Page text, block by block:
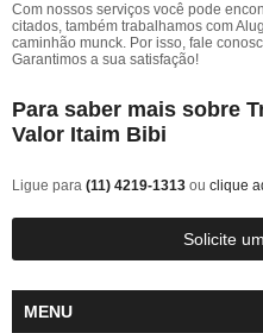
Com nossos serviços você pode
citados, também trabalhamos com
caminhão munck. Por isso, fale
Garantimos a sua satisfação!
Para saber mais sobre
Valor Itaim Bibi
Ligue para (11) 4219-1313 ou clique
Solicite
MENU